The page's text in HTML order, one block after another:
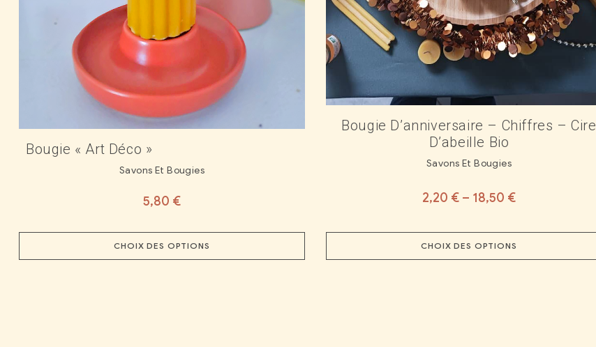
Bougie « Art Déco »
Savons Et Bougies
5,80 €
CHOIX DES OPTIONS
Bougie D’anniversaire – Chiffres – Cire
D’abeille Bio
Savons Et Bougies
2,20 € – 18,50 €
CHOIX DES OPTIONS